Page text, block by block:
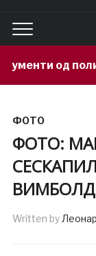
завршија во
ФОТО
ФОТО:
Written by